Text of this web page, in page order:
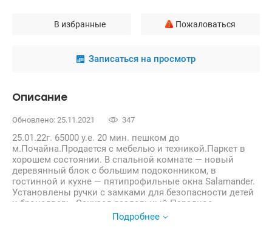
В избранные Пожаловаться
Записаться на просмотр
Описание
Обновлено: 25.11.2021 347
25.01.22г. 65000 у.е. 20 мин. пешком до
м.Почайна.Продается с мебелью и техникой.Паркет в
хорошем состоянии. В спальной комнате — новый
деревянный блок с большим подоконником, в
гостинной и кухне — пятипрофильные окна Salamander.
Установлены ручки с замками для безопасности детей
и бронедверь. Санузел раздельный.Парадное
ухоженное, с видеонаблюдением, дружный
Подробнее